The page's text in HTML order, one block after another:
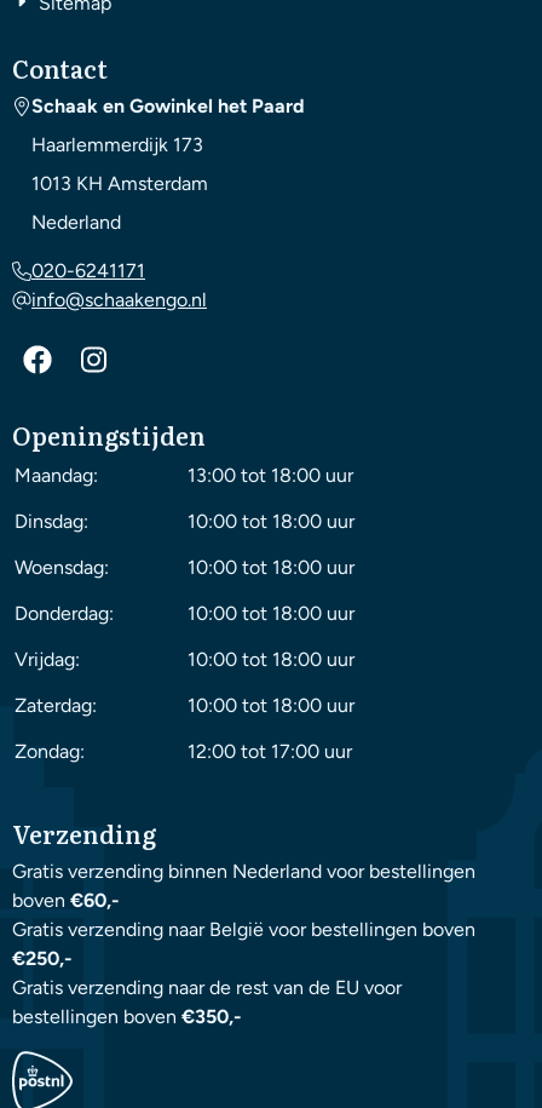
Contact
Schaak en Gowinkel het Paard
Haarlemmerdijk 173
1013 KH Amsterdam
Nederland
020-6241171
info@schaakengo.nl
Openingstijden
Maandag:
13:00 tot 18:00 uur
Dinsdag:
10:00 tot 18:00 uur
Woensdag:
10:00 tot 18:00 uur
Donderdag:
10:00 tot 18:00 uur
Vrijdag:
10:00 tot 18:00 uur
Zaterdag:
10:00 tot 18:00 uur
Zondag:
12:00 tot 17:00 uur
Verzending
Gratis verzending binnen Nederland voor bestellingen
boven €60,-
Gratis verzending naar België voor bestellingen boven
€250,-
Gratis verzending naar de rest van de EU voor
bestellingen boven €350,-